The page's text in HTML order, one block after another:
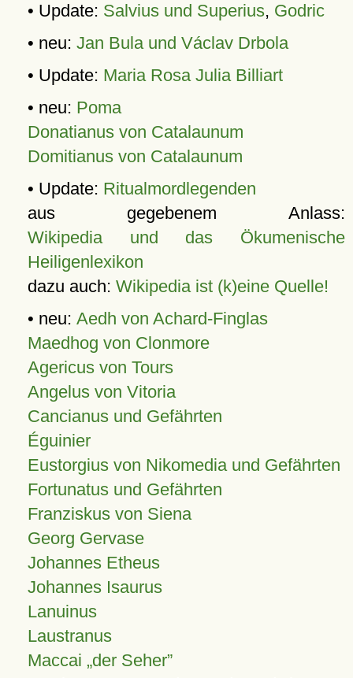
• Update: Salvius und Superius, Godric
• neu: Jan Bula und Václav Drbola
• Update: Maria Rosa Julia Billiart
• neu: Poma
Donatianus von Catalaunum
Domitianus von Catalaunum
• Update: Ritualmordlegenden
aus gegebenem Anlass:
Wikipedia und das Ökumenische
Heiligenlexikon
dazu auch: Wikipedia ist (k)eine Quelle!
• neu: Aedh von Achard-Finglas
Maedhog von Clonmore
Agericus von Tours
Angelus von Vitoria
Cancianus und Gefährten
Éguinier
Eustorgius von Nikomedia und Gefährten
Fortunatus und Gefährten
Franziskus von Siena
Georg Gervase
Johannes Etheus
Johannes Isaurus
Lanuinus
Laustranus
Maccai „der Seher”